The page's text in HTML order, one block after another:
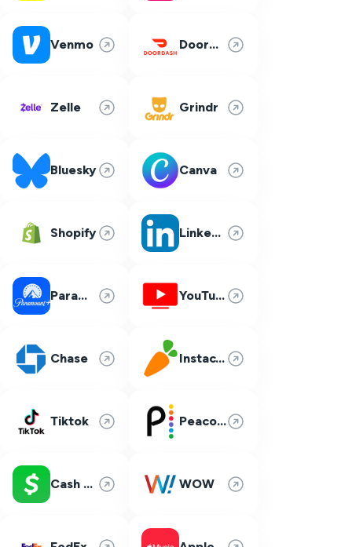
Venmo DoorDash
Zelle Grindr
Bluesky Canva
Shopify LinkedIn
Paramount Plus YouTube TV
Chase Instacart
Tiktok Peacock
Cash App WOW